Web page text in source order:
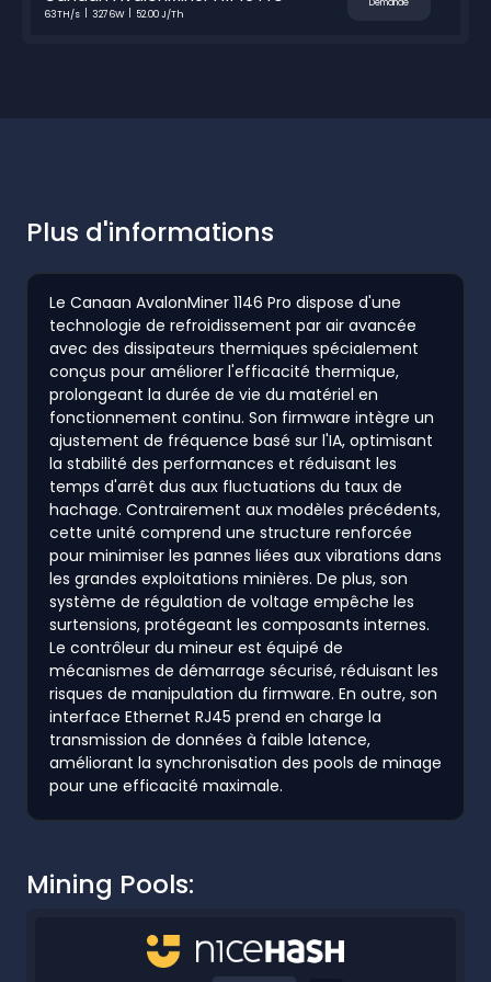
63TH/s 3276W 52.00 J/Th
Plus d'informations
Le Canaan AvalonMiner 1146 Pro dispose d'une
technologie de refroidissement par air avancée
avec des dissipateurs thermiques spécialement
conçus pour améliorer l'efficacité thermique,
prolongeant la durée de vie du matériel en
fonctionnement continu. Son firmware intègre un
ajustement de fréquence basé sur l'IA, optimisant
la stabilité des performances et réduisant les
temps d'arrêt dus aux fluctuations du taux de
hachage. Contrairement aux modèles précédents,
cette unité comprend une structure renforcée
pour minimiser les pannes liées aux vibrations dans
les grandes exploitations minières. De plus, son
système de régulation de voltage empêche les
surtensions, protégeant les composants internes.
Le contrôleur du mineur est équipé de
mécanismes de démarrage sécurisé, réduisant les
risques de manipulation du firmware. En outre, son
interface Ethernet RJ45 prend en charge la
transmission de données à faible latence,
améliorant la synchronisation des pools de minage
pour une efficacité maximale.
Mining Pools: